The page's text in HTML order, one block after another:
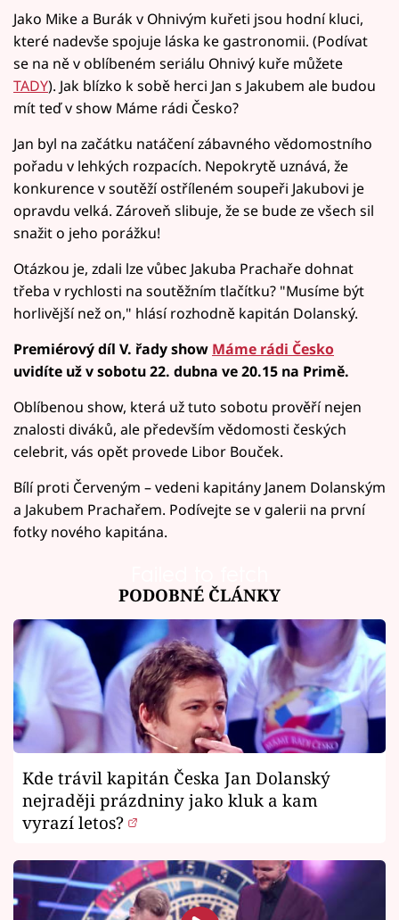
Jako Mike a Burák v Ohnivým kuřeti jsou hodní kluci,
které nadevše spojuje láska ke gastronomii. (Podívat
se na ně v oblíbeném seriálu Ohnivý kuře můžete
TADY). Jak blízko k sobě herci Jan s Jakubem ale budou
mít teď v show Máme rádi Česko?
Jan byl na začátku natáčení zábavného vědomostního
pořadu v lehkých rozpacích. Nepokrytě uznává, že
konkurence v soutěží ostříleném soupeři Jakubovi je
opravdu velká. Zároveň slibuje, že se bude ze všech sil
snažit o jeho porážku!
Otázkou je, zdali lze vůbec Jakuba Prachaře dohnat
třeba v rychlosti na soutěžním tlačítku? "Musíme být
horlivější než on," hlásí rozhodně kapitán Dolanský.
Premiérový díl V. řady show Máme rádi Česko
uvidíte už v sobotu 22. dubna ve 20.15 na Primě.
Oblíbenou show, která už tuto sobotu prověří nejen
znalosti diváků, ale především vědomosti českých
celebrit, vás opět provede Libor Bouček.
Bílí proti Červeným – vedeni kapitány Janem Dolanským
a Jakubem Prachařem. Podívejte se v galerii na první
fotky nového kapitána.
PODOBNÉ ČLÁNKY
Kde trávil kapitán Česka Jan Dolanský
nejraději prázdniny jako kluk a kam
vyrazí letos?